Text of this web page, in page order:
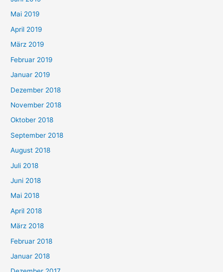
Mai 2019
April 2019
März 2019
Februar 2019
Januar 2019
Dezember 2018
November 2018
Oktober 2018
September 2018
August 2018
Juli 2018
Juni 2018
Mai 2018
April 2018
März 2018
Februar 2018
Januar 2018